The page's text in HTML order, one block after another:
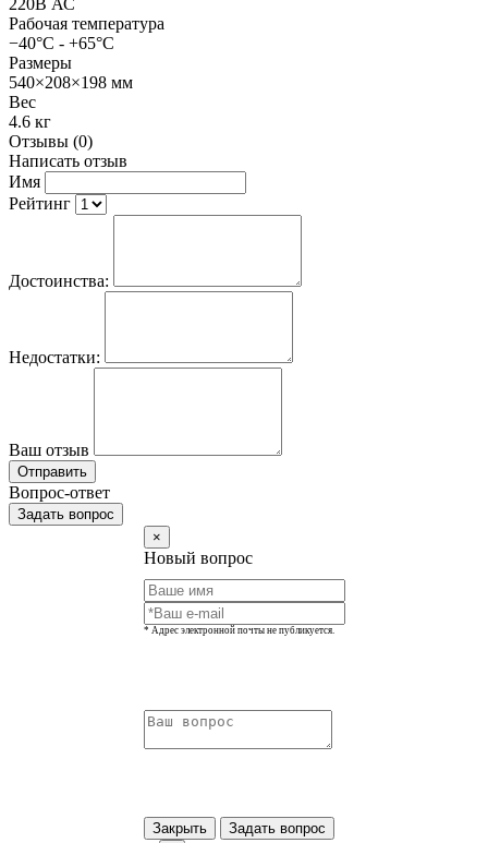
220В АС
Рабочая температура
−40°C - +65°C
Размеры
540×208×198 мм
Вес
4.6 кг
Отзывы (0)
Написать отзыв
Имя
Рейтинг
Достоинства:
Недостатки:
Ваш отзыв
Отправить
Вопрос-ответ
Задать вопрос
×
Новый вопрос
* Адрес электронной почты не публикуется.
Закрыть
Задать вопрос